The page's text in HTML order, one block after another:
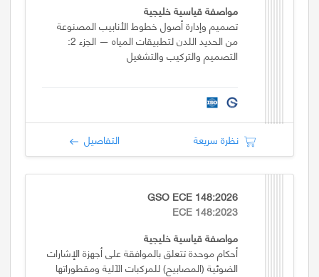
مواصفة قياسية خليجية
تصميم وإدارة أصول خطوط الأنابيب المصنوعة
من الحديد اللدن لتطبيقات المياه — الجزء 2:
التصميم والتركيب والتشغيل
نظرة سريعة التفاصيل
GSO ECE 148:2026
ECE 148:2023
مواصفة قياسية خليجية
أحكام موحدة تتعلق بالموافقة على أجهزة الإشارات
الضوئية (المصابيح) للمركبات الآلية ومقطوراتها